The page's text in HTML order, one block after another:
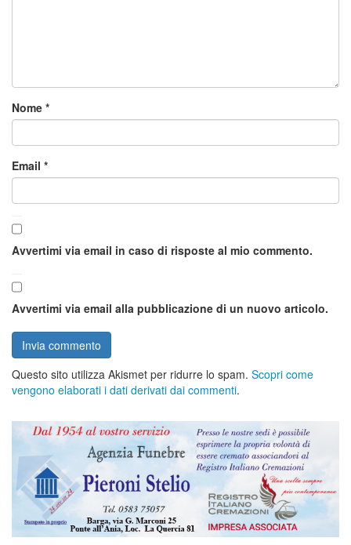
Nome *
Email *
Avvertimi via email in caso di risposte al mio commento.
Avvertimi via email alla pubblicazione di un nuovo articolo.
Questo sito utilizza Akismet per ridurre lo spam. Scopri come
vengono elaborati i dati derivati dai commenti.